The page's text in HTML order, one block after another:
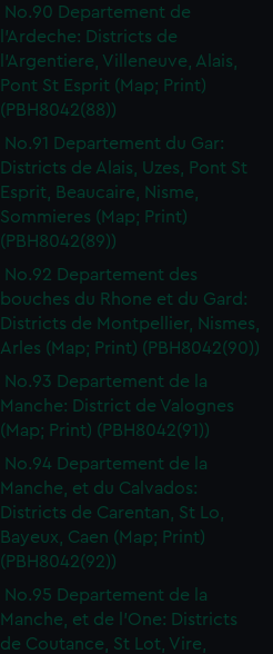
No.90 Departement de
l'Ardeche: Districts de
l'Argentiere, Villeneuve, Alais,
Pont St Esprit (Map; Print)
(PBH8042(88))
No.91 Departement du Gar:
Districts de Alais, Uzes, Pont St
Esprit, Beaucaire, Nisme,
Sommieres (Map; Print)
(PBH8042(89))
No.92 Departement des
bouches du Rhone et du Gard:
Districts de Montpellier, Nismes,
Arles (Map; Print) (PBH8042(90))
No.93 Departement de la
Manche: District de Valognes
(Map; Print) (PBH8042(91))
No.94 Departement de la
Manche, et du Calvados:
Districts de Carentan, St Lo,
Bayeux, Caen (Map; Print)
(PBH8042(92))
No.95 Departement de la
Manche, et de l'One: Districts
de Coutance, St Lot, Vire,